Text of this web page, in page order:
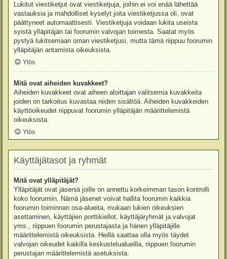
Lukitut viestiketjut ovat viestiketjuja, joihin ei voi enää lähettää
vastauksia ja mahdolliset kyselyt joita viestiketjussa oli, ovat
päättyneet automaattisesti. Viestiketjuja voidaan lukita useista
syistä ylläpitäjän tai foorumin valvojan toimesta. Saatat myös
pystyä lukitsemaan oman viestiketjusi, mutta tämä riippuu foorumin
ylläpitäjän antamista oikeuksista.
Ylös
Mitä ovat aiheiden kuvakkeet?
Aiheiden kuvakkeet ovat aiheen aloittajan valitsemia kuvakkeita
joiden on tarkoitus kuvastaa niiden sisältöä. Aiheiden kuvakkeiden
käyttöoikeudet riippuvat foorumin ylläpitäjän määrittelemistä
oikeuksista.
Ylös
Käyttäjätasot ja ryhmät
Mitä ovat ylläpitäjät?
Ylläpitäjät ovat jäseniä joille on annettu korkeimman tason kontrolli
koko foorumiin. Nämä jäsenet voivat hallita foorumin kaikkia
foorumin toiminnan osa-alueita, mukaan lukien oikeuksien
asettaminen, käyttäjien porttikiellot, käyttäjäryhmät ja valvojat
yms., riippuen foorumin perustajasta ja hänen ylläpitäjille
määrittelemistä oikeuksista. Heillä saattaa olla myös täydet
valvojan oikeudet kaikilla keskustelualueilla, riippuen foorumin
perustajan määrittelemistä asetuksista.